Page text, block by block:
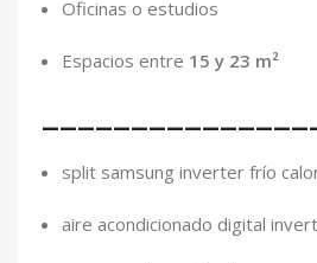
Oficinas o estudios
Espacios entre 15 y 23 m²
split samsung inverter frío
aire acondicionado digital